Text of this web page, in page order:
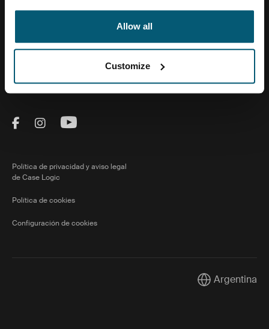
Allow all
Customize
Visit Thule on Facebook (external link)
Visit Thule on Instagram (external link)
Visit Thule on Youtube (external
Política de privacidad y aviso legal
de Case Logic
Política de cookies
Configuración de cookies
CurrentArgentina